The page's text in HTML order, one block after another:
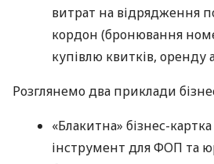
витрат на відрядження
кордон (бронювання
купівлю квитків, оренду
Розглянемо два приклади
«Блакитна» бізнес-
інструмент для ФОП та